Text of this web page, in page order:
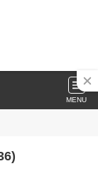
MENU